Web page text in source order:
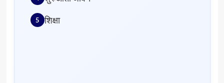
शिक्षा